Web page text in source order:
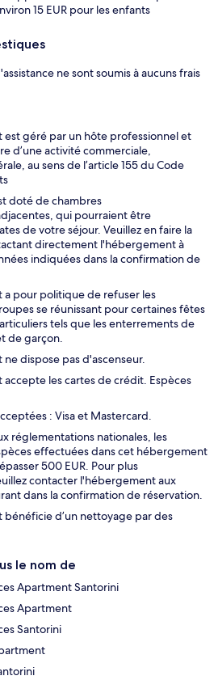
15 EUR pour les enfants
ne sont soumis à aucuns frais
géré par un hôte professionnel et
d’une activité commerciale,
au sens de l’article 155 du Code
doté de chambres
qui pourraient être
de votre séjour. Veuillez en faire la
directement l'hébergement à
indiquées dans la confirmation de
pour politique de refuser les
se réunissant pour certaines fêtes
tels que les enterrements de
de garçon.
dispose pas d'ascenseur.
les cartes de crédit. Espèces
: Visa et Mastercard.
réglementations nationales, les
effectuées dans cet hébergement
500 EUR. Pour plus
contacter l'hébergement aux
dans la confirmation de réservation.
d’un nettoyage par des
le nom de
Apartment Santorini
Apartment
Santorini